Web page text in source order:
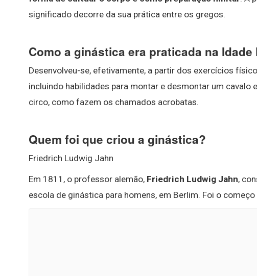
significado decorre da sua prática entre os gregos.
Como a ginástica era praticada na Idade
Desenvolveu-se, efetivamente, a partir dos exercícios
incluindo habilidades para montar e desmontar um cavalo
circo, como fazem os chamados acrobatas.
Quem foi que criou a ginástica?
Friedrich Ludwig Jahn
Em 1811, o professor alemão, Friedrich Ludwig Jahn,
escola de ginástica para homens, em Berlim. Foi o